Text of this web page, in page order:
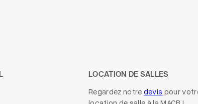
LOCATION DE SALLES
Regardez notre devis pour